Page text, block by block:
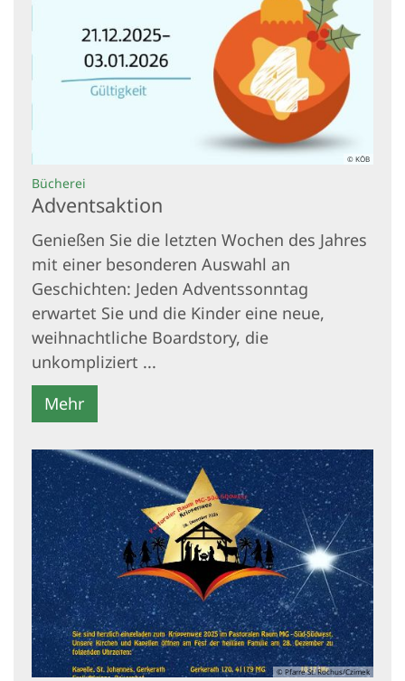
© KÖB
Bücherei
Adventsaktion
Genießen Sie die letzten Wochen des Jahres
mit einer besonderen Auswahl an
Geschichten: Jeden Adventssonntag
erwartet Sie und die Kinder eine neue,
weihnachtliche Boardstory, die
unkompliziert ...
Mehr
© Pfarre St. Rochus/Czimek